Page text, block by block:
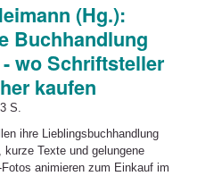
(Hg.):
Buchhandlung
wo Schriftsteller
kaufen
S.
ihre Lieblingsbuchhandlung
kurze Texte und gelungene
animieren zum Einkauf im